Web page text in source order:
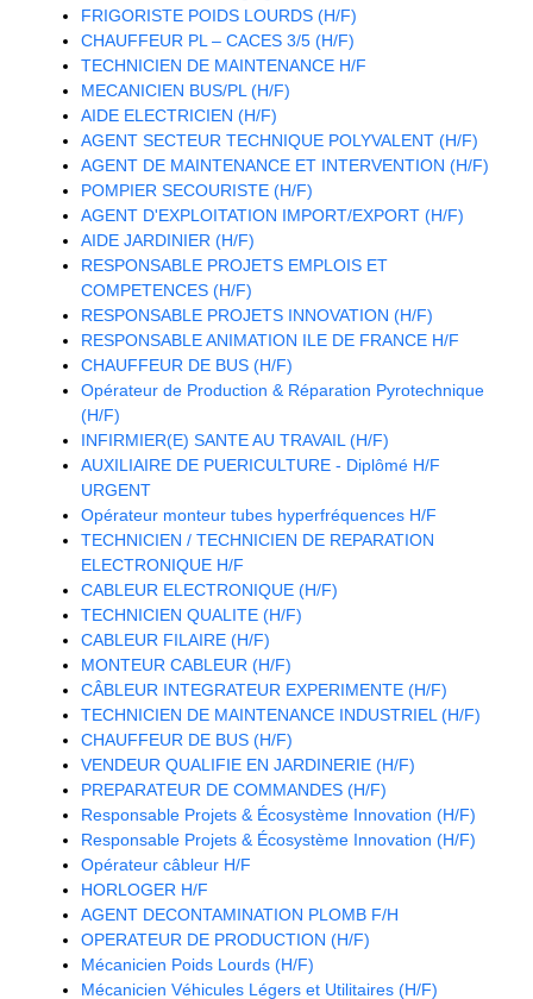
FRIGORISTE POIDS LOURDS (H/F)
CHAUFFEUR PL – CACES 3/5 (H/F)
TECHNICIEN DE MAINTENANCE H/F
MECANICIEN BUS/PL (H/F)
AIDE ELECTRICIEN (H/F)
AGENT SECTEUR TECHNIQUE POLYVALENT (H/F)
AGENT DE MAINTENANCE ET INTERVENTION (H/F)
POMPIER SECOURISTE (H/F)
AGENT D'EXPLOITATION IMPORT/EXPORT (H/F)
AIDE JARDINIER (H/F)
RESPONSABLE PROJETS EMPLOIS ET
COMPETENCES (H/F)
RESPONSABLE PROJETS INNOVATION (H/F)
RESPONSABLE ANIMATION ILE DE FRANCE H/F
CHAUFFEUR DE BUS (H/F)
Opérateur de Production & Réparation Pyrotechnique
(H/F)
INFIRMIER(E) SANTE AU TRAVAIL (H/F)
AUXILIAIRE DE PUERICULTURE - Diplômé H/F
URGENT
Opérateur monteur tubes hyperfréquences H/F
TECHNICIEN / TECHNICIEN DE REPARATION
ELECTRONIQUE H/F
CABLEUR ELECTRONIQUE (H/F)
TECHNICIEN QUALITE (H/F)
CABLEUR FILAIRE (H/F)
MONTEUR CABLEUR (H/F)
CÂBLEUR INTEGRATEUR EXPERIMENTE (H/F)
TECHNICIEN DE MAINTENANCE INDUSTRIEL (H/F)
CHAUFFEUR DE BUS (H/F)
VENDEUR QUALIFIE EN JARDINERIE (H/F)
PREPARATEUR DE COMMANDES (H/F)
Responsable Projets & Écosystème Innovation (H/F)
Responsable Projets & Écosystème Innovation (H/F)
Opérateur câbleur H/F
HORLOGER H/F
AGENT DECONTAMINATION PLOMB F/H
OPERATEUR DE PRODUCTION (H/F)
Mécanicien Poids Lourds (H/F)
Mécanicien Véhicules Légers et Utilitaires (H/F)